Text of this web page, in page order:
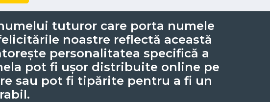
tuturor care porta numele
noastre reflectă această
personalitatea specifică a
pot fi ușor distribuite online pe
sau pot fi tipărite pentru a fi un